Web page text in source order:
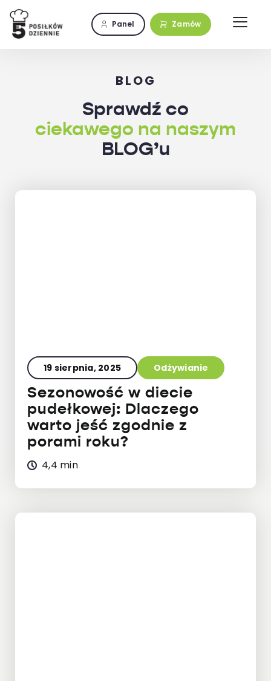
Przejdź
zawartości
Panel Zamów
BLOG
Sprawdź co
ciekawego na naszym
BLOG’u
19 sierpnia, 2025 Odżywianie
Sezonowość w diecie
pudełkowej: Dlaczego
warto jeść zgodnie z
porami roku?
4,4 min